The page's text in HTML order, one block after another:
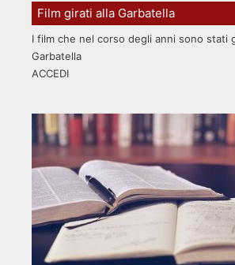
Film girati alla Garbatella
I film che nel corso degli anni sono stati
Garbatella
ACCEDI